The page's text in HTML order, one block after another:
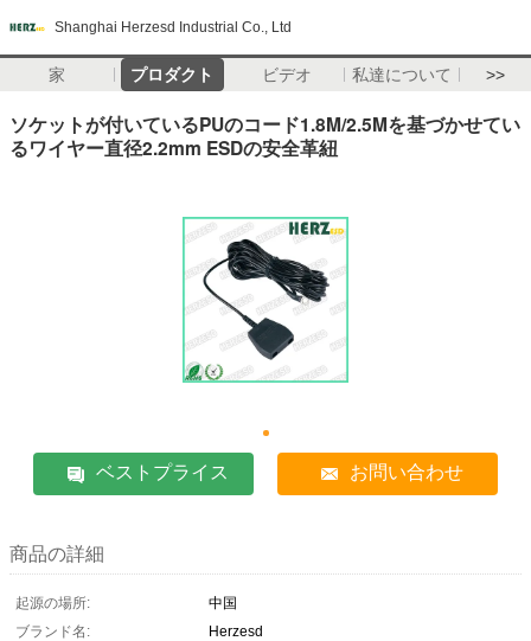
Shanghai Herzesd Industrial Co., Ltd
家 プロダクト ビデオ 私達について >>
ソケットが付いているPUのコード1.8M/2.5Mを基づかせてい
るワイヤー直径2.2mm ESDの安全革紐
ベストプライス お問い合わせ
商品の詳細
起源の場所:
中国
ブランド名:
Herzesd